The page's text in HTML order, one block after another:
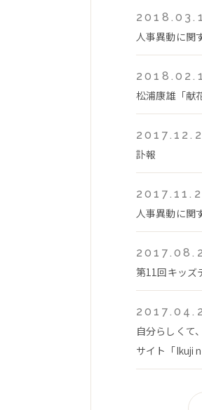
人事異動に関
松浦康雄「献
訃報
人事異動に関
第11回キッズ
自分らしくて
サイト「Ikuji